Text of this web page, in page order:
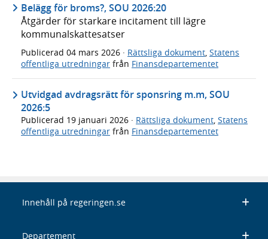
Belägg för broms?, SOU 2026:20
Åtgärder för starkare incitament till lägre
kommunalskattesatser
Publicerad 04 mars 2026 · Rättsliga dokument Statens
offentliga utredningar från Finansdepartementet
Utvidgad avdragsrätt för sponsring m.m, SOU
2026:5
Publicerad 19 januari 2026 · Rättsliga dokument, Statens
offentliga utredningar från Finansdepartementet
Innehåll på regeringen.se
Departement